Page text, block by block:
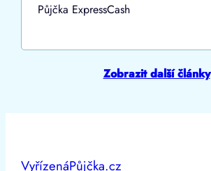
Půjčka ExpressCash
Zobrazit další články
VyřízenáPůjčka.cz